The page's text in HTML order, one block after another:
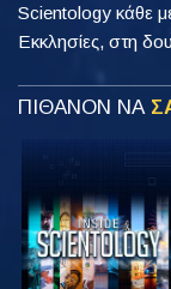
Scientology κάθε
Εκκλησίες, στη
ΠΙΘΑΝΟΝ ΝΑ